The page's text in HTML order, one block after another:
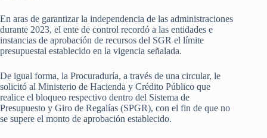
En aras de garantizar la independencia de las administraciones
durante 2023, el ente de control recordó a las entidades e
instancias de aprobación de recursos del SGR el límite
presupuestal establecido en la vigencia señalada.
De igual forma, la Procuraduría, a través de una circular, le
solicitó al Ministerio de Hacienda y Crédito Público que
realice el bloqueo respectivo dentro del Sistema de
Presupuesto y Giro de Regalías (SPGR), con el fin de que no
se supere el monto de aprobación establecido.